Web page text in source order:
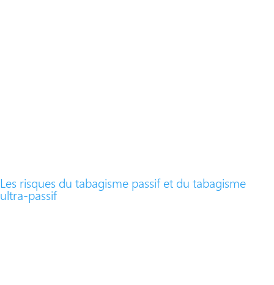
Les risques du tabagisme passif et du tabagisme
ultra-passif​